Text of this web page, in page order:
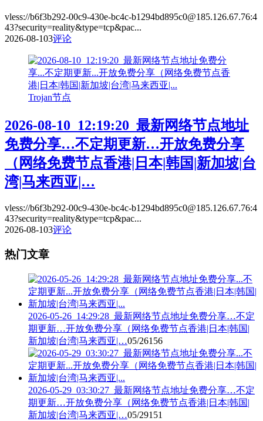
vless://b6f3b292-00c9-430e-bc4c-b1294bd895c0@185.126.67.76:4
43?security=reality&type=tcp&pac...
2026-08-103评论
Trojan节点
2026-08-10_12:19:20_最新网络节点地址
免费分享…不定期更新…开放免费分享
（网络免费节点香港|日本|韩国|新加坡|台
湾|马来西亚|…
vless://b6f3b292-00c9-430e-bc4c-b1294bd895c0@185.126.67.76:4
43?security=reality&type=tcp&pac...
2026-08-103评论
热门文章
2026-05-26_14:29:28_最新网络节点地址免费分享…不定
期更新…开放免费分享（网络免费节点香港|日本|韩国|
新加坡|台湾|马来西亚|…05/26156
2026-05-29_03:30:27_最新网络节点地址免费分享…不定
期更新…开放免费分享（网络免费节点香港|日本|韩国|
新加坡|台湾|马来西亚|…05/29151